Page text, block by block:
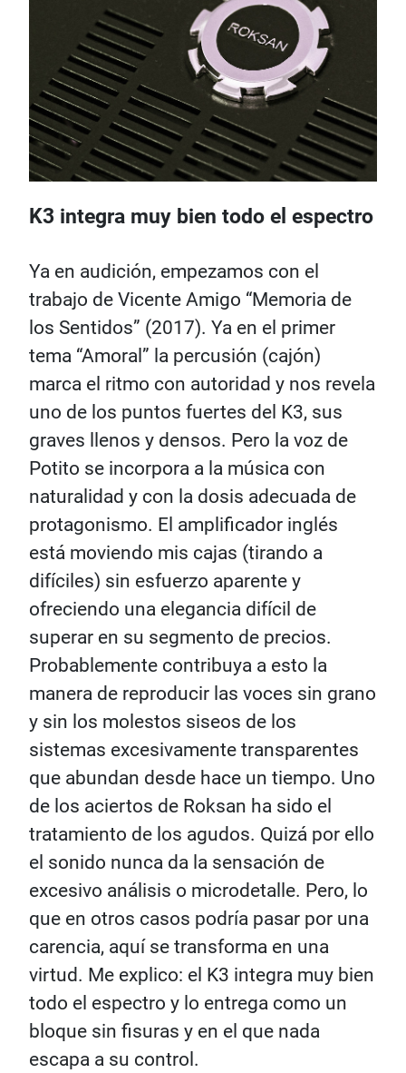
K3 integra muy bien todo el espectro
Ya en audición, empezamos con el
trabajo de Vicente Amigo “Memoria de
los Sentidos” (2017). Ya en el primer
tema “Amoral” la percusión (cajón)
marca el ritmo con autoridad y nos revela
uno de los puntos fuertes del K3, sus
graves llenos y densos. Pero la voz de
Potito se incorpora a la música con
naturalidad y con la dosis adecuada de
protagonismo. El amplificador inglés
está moviendo mis cajas (tirando a
difíciles) sin esfuerzo aparente y
ofreciendo una elegancia difícil de
superar en su segmento de precios.
Probablemente contribuya a esto la
manera de reproducir las voces sin grano
y sin los molestos siseos de los
sistemas excesivamente transparentes
que abundan desde hace un tiempo. Uno
de los aciertos de Roksan ha sido el
tratamiento de los agudos. Quizá por ello
el sonido nunca da la sensación de
excesivo análisis o microdetalle. Pero, lo
que en otros casos podría pasar por una
carencia, aquí se transforma en una
virtud. Me explico: el K3 integra muy bien
todo el espectro y lo entrega como un
bloque sin fisuras y en el que nada
escapa a su control.